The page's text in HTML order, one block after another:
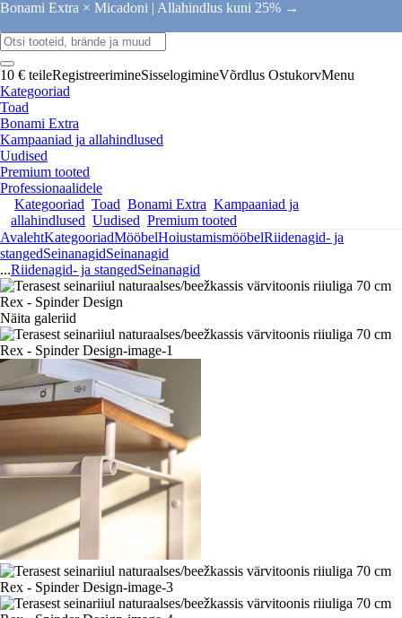
Bonami Extra × Micadoni | Allahindlus kuni 25% →
10 € teileRegistreerimineSisselogimineVõrdlus OstukorvMenu
Kategooriad
Toad
Bonami Extra
Kampaaniad ja allahindlused
Uudised
Premium tooted
Professionaalidele
Kategooriad Toad Bonami Extra Kampaaniad ja
allahindlused Uudised Premium tooted
AvalehtKategooriadMööbelHoiustamismööbelRiidenagid- ja
stangedSeinanagidSeinanagid
...Riidenagid- ja stangedSeinanagid
Näita galeriid